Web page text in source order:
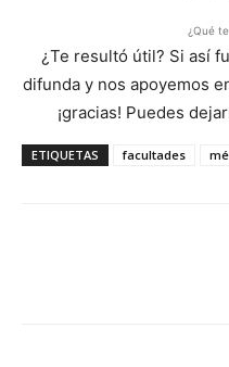
¿Qué
¿Te resultó útil? Si así
difunda y nos apoyemos
¡gracias! Puedes
ETIQUETAS facultades